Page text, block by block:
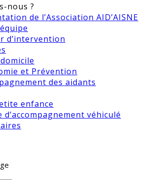
nous ?
de l’Association AID’AISNE
d’intervention
et Prévention
des aidants
enfance
d’accompagnement véhiculé